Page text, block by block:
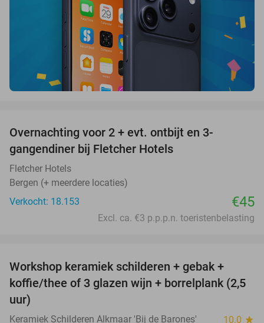
Overnachting voor 2 + evt. ontbijt en 3-
gangendiner bij Fletcher Hotels
Fletcher Hotels
Bergen (+ meerdere locaties)
Verkocht: 18.153
€45
Excl. ca. €3 p.p.p.n. toeristenbelasting
Workshop keramiek schilderen + gebak +
koffie/thee of 3 glazen wijn + borrelplank (2,5
uur)
Keramiek Schilderen Alkmaar 'Bij de Barones' 10.0 star